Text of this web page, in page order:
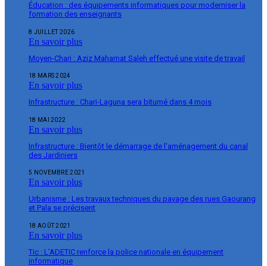
Éducation : des équipements informatiques pour moderniser la
formation des enseignants
8 JUILLET 2026
En savoir plus
Moyen-Chari : Aziz Mahamat Saleh effectué une visite de travail
18 MARS 2024
En savoir plus
Infrastructure : Chari-Laguna sera bitumé dans 4 mois
18 MAI 2022
En savoir plus
Infrastructure : Bientôt le démarrage de l’aménagement du canal
des Jardiniers
5 NOVEMBRE 2021
En savoir plus
Urbanisme : Les travaux techniques du pavage des rues Gaourang
et Pala se précisent
18 AOÛT 2021
En savoir plus
Tic : L’ADETIC renforce la police nationale en équipement
informatique